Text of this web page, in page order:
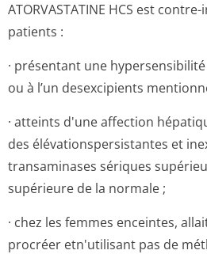
ATORVASTATINE HCS est
patients :
· présentant une
ou à l’un desexcipients
· atteints d'une affection
des élévationsper­sistantes et
transaminases sériques
supérieure de la normale ;
· chez les femmes enceintes,
procréer etn'utilisant pas de